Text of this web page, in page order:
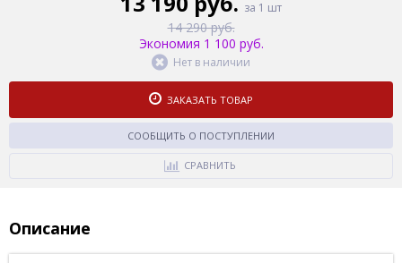
за 1 шт
14 290 руб.
Экономия 1 100 руб.
Нет в наличии
ЗАКАЗАТЬ ТОВАР
СООБЩИТЬ О ПОСТУПЛЕНИИ
СРАВНИТЬ
Описание